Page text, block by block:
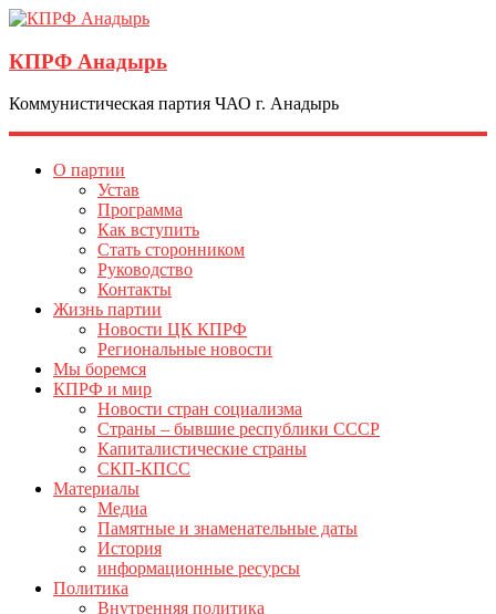
КПРФ Анадырь
Коммунистическая партия ЧАО г. Анадырь
О партии
Устав
Программа
Как вступить
Стать сторонником
Руководство
Контакты
Жизнь партии
Новости ЦК КПРФ
Региональные новости
Мы боремся
КПРФ и мир
Новости стран социализма
Страны – бывшие республики СССР
Капиталистические страны
СКП-КПСС
Материалы
Медиа
Памятные и знаменательные даты
История
информационные ресурсы
Политика
Внутренняя политика